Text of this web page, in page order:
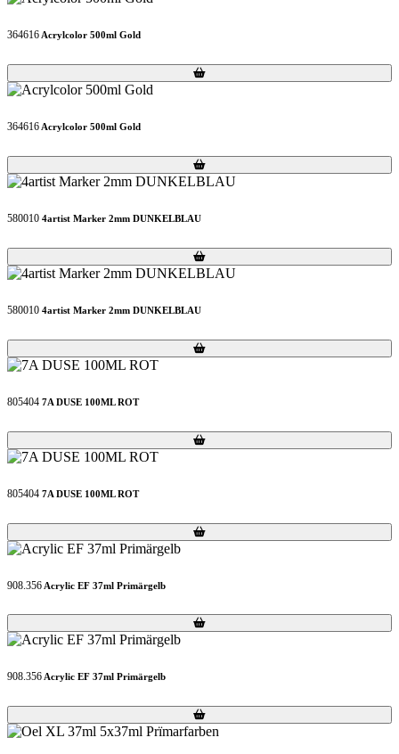
364616 Acrylcolor 500ml Gold
Loading...
Loading...
364616 Acrylcolor 500ml Gold
Loading...
Loading...
580010 4artist Marker 2mm DUNKELBLAU
Loading...
Loading...
580010 4artist Marker 2mm DUNKELBLAU
Loading...
Loading...
805404 7A DUSE 100ML ROT
Loading...
Loading...
805404 7A DUSE 100ML ROT
Loading...
Loading...
908.356 Acrylic EF 37ml Primärgelb
Loading...
Loading...
908.356Acrylic EF 37ml Primärgelb
Loading...
Loading...